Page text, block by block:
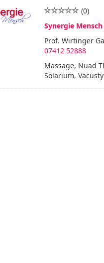
(0)
Synergie Mensch
Prof. Wirtinger
07412 52888
Massage, Nuad
Solarium,